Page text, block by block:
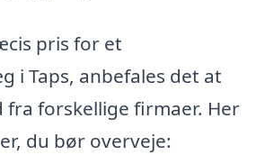
pris for et
i Taps, anbefales det at
forskellige firmaer. Her
du bør overveje: